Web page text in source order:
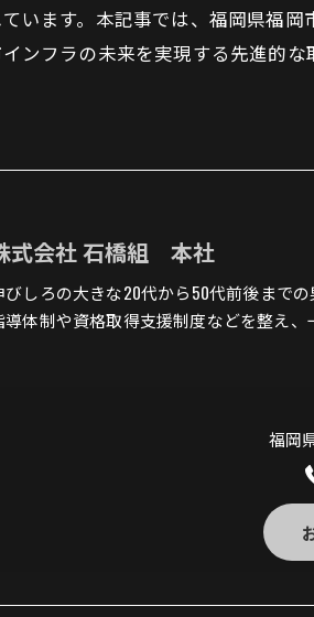
います。本記事では、福岡県福
ンフラの未来を実現する先進的
式会社 石橋組 本社
びしろの大きな20代から50代前後まで
導体制や資格取得支援制度などを整え、
福岡